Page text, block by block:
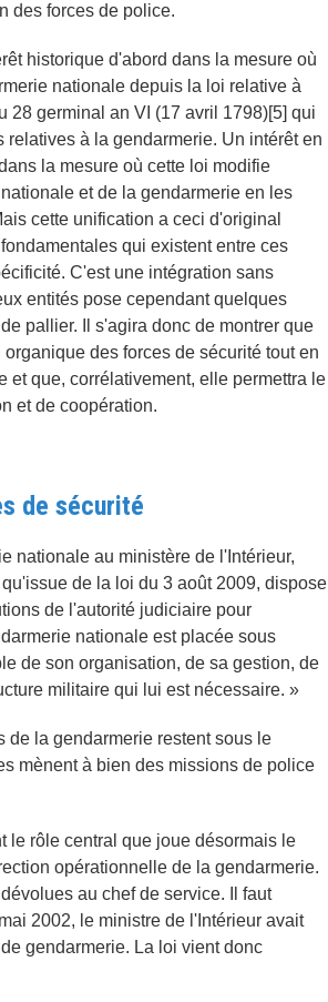
des forces de police.
historique d'abord dans la mesure où
nationale depuis la loi relative à
28 germinal an VI (17 avril 1798)[5] qui
à la gendarmerie. Un intérêt en
la mesure où cette loi modifie
et de la gendarmerie en les
cette unification a ceci d'original
qui existent entre ces
C'est une intégration sans
entités pose cependant quelques
pallier. Il s'agira donc de montrer que
des forces de sécurité tout en
et que, corrélativement, elle permettra le
et de coopération.
de sécurité
nationale au ministère de l'Intérieur,
de la loi du 3 août 2009, dispose
de l'autorité judiciaire pour
nationale est placée sous
de son organisation, de sa gestion, de
militaire qui lui est nécessaire. »
de la gendarmerie restent sous le
mènent à bien des missions de police
le rôle central que joue désormais le
opérationnelle de la gendarmerie.
au chef de service. Il faut
2002, le ministre de l'Intérieur avait
gendarmerie. La loi vient donc